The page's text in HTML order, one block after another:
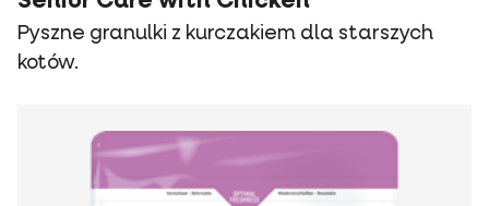
Pyszne granulki z kurczakiem dla starszych
kotów.